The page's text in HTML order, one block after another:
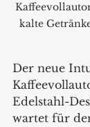
kalte
Der neue
Edelstahl-
wartet für